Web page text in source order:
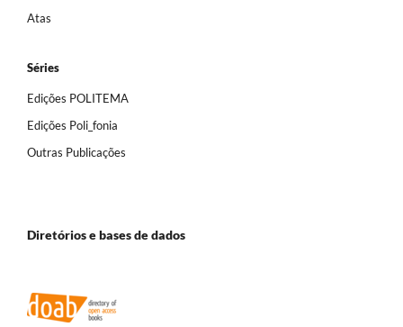
Atas
Séries
Edições POLITEMA
Edições Poli_fonia
Outras Publicações
Diretórios e bases de dados